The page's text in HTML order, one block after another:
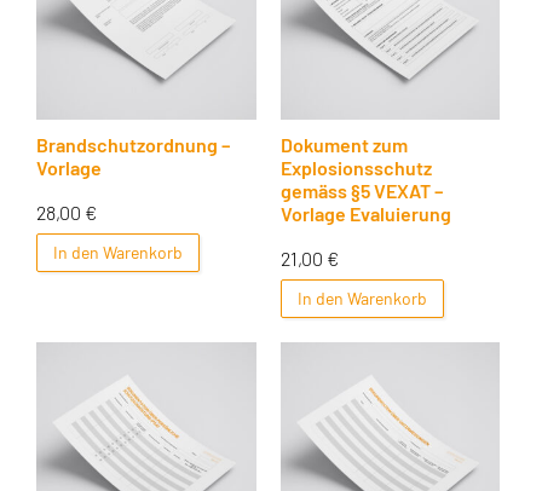
Brandschutzordnung –
Vorlage
28,00 €
In den Warenkorb
Dokument zum
Explosionsschutz
gemäss §5 VEXAT –
Vorlage Evaluierung
21,00 €
In den Warenkorb